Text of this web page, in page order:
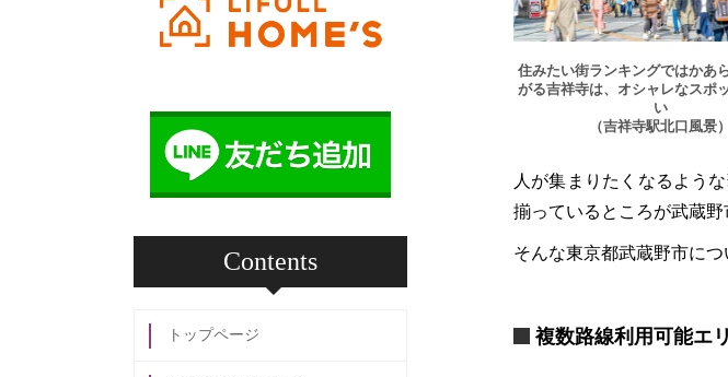
住みたい街ランキングではかあ
がる吉祥寺は、オシャレなスポ
い
（吉祥寺駅北口風景）
人が集まりたくなるよう
揃っているところが武蔵野
そんな東京都武蔵野市に
複数路線利用可能エ
Contents
トップページ